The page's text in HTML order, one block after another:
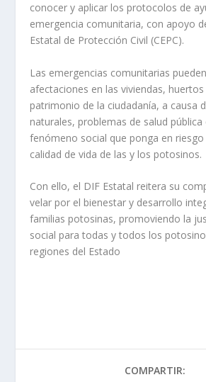
conocer y aplicar los protocolos de
emergencia comunitaria, con apoyo
Estatal de Protección Civil (CEPC).
Las emergencias comunitarias
afectaciones en las viviendas,
patrimonio de la ciudadanía, a causa
naturales, problemas de salud
fenómeno social que ponga en
calidad de vida de las y los potosinos.
Con ello, el DIF Estatal reitera su
velar por el bienestar y desarrollo
familias potosinas, promoviendo la
social para todas y todos los
regiones del Estado
COMPARTIR: